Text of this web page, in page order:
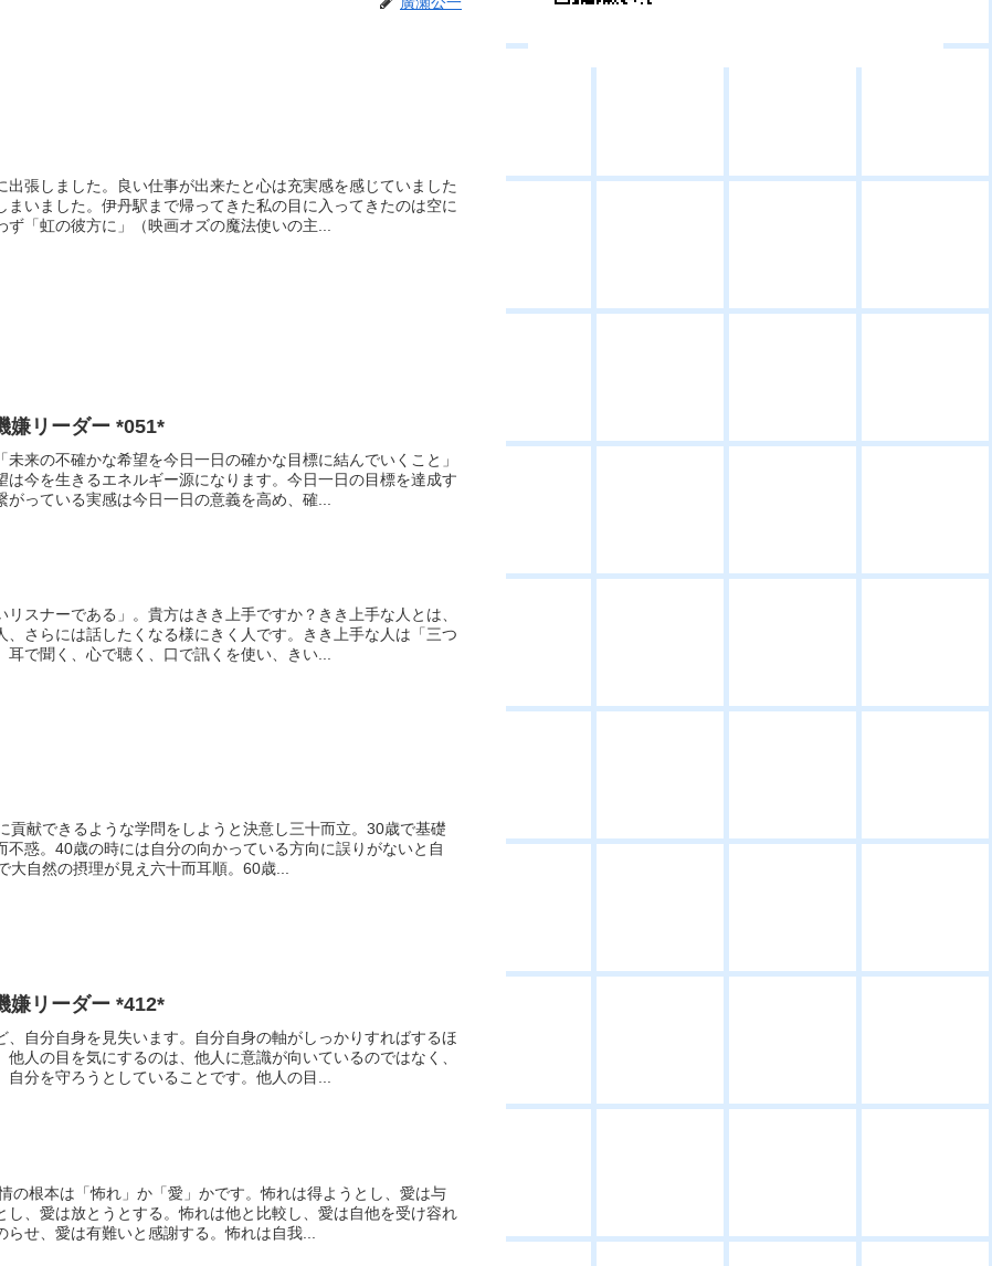
出張しました。良い仕事が出来たと心は充実感を感じていました
まいました。伊丹駅まで帰ってきた私の目に入ってきたのは空に
ず「虹の彼方に」（映画オズの魔法使いの主...
嫌リーダー *051*
来の不確かな希望を今日一日の確かな目標に結んでいくこと」
は今を生きるエネルギー源になります。今日一日の目標を達成す
っている実感は今日一日の意義を高め、確...
リスナーである」。貴方はきき上手ですか？きき上手な人とは、
、さらには話したくなる様にきく人です。きき上手な人は「三つ
耳で聞く、心で聴く、口で訊くを使い、きい...
貢献できるような学問をしようと決意し三十而立。30歳で基礎
不惑。40歳の時には自分の向かっている方向に誤りがないと自
大自然の摂理が見え六十而耳順。60歳...
嫌リーダー *412*
、自分自身を見失います。自分自身の軸がしっかりすればするほ
人の目を気にするのは、他人に意識が向いているのではなく、
自分を守ろうとしていることです。他人の目...
の根本は「怖れ」か「愛」かです。怖れは得ようとし、愛は与
し、愛は放とうとする。怖れは他と比較し、愛は自他を受け容れ
せ、愛は有難いと感謝する。怖れは自我...